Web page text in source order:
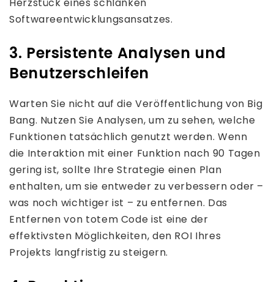
Softwareentwicklungsansatzes.
3. Persistente Analysen und
Benutzerschleifen
Warten Sie nicht auf die Veröffentlichung von Big
Bang. Nutzen Sie Analysen, um zu sehen, welche
Funktionen tatsächlich genutzt werden. Wenn
die Interaktion mit einer Funktion nach 90 Tagen
gering ist, sollte Ihre Strategie einen Plan
enthalten, um sie entweder zu verbessern oder –
was noch wichtiger ist – zu entfernen. Das
Entfernen von totem Code ist eine der
effektivsten Möglichkeiten, den ROI Ihres
Projekts langfristig zu steigern.